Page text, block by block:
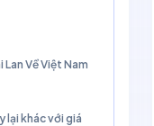
Về Việt Nam
lại khác với giá